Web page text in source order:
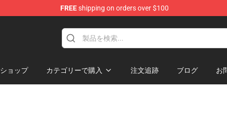
FREEshipping on orders over $100
ショップ カテゴリーで購入 注文追跡 ブログ お